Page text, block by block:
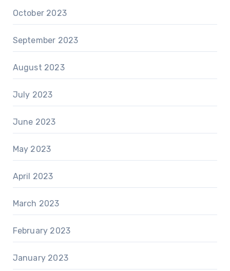
October 2023
September 2023
August 2023
July 2023
June 2023
May 2023
April 2023
March 2023
February 2023
January 2023